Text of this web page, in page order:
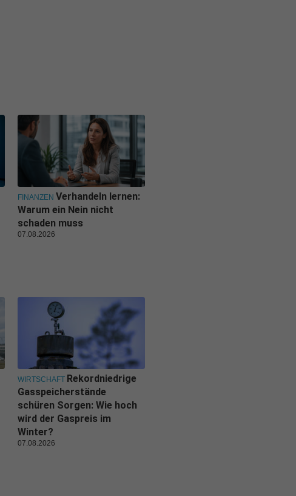
FINANZEN Verhandeln lernen:
Warum ein Nein nicht
schaden muss
07.08.2026
WIRTSCHAFT Rekordniedrige
Gasspeicherstände
schüren Sorgen: Wie hoch
wird der Gaspreis im
Winter?
07.08.2026